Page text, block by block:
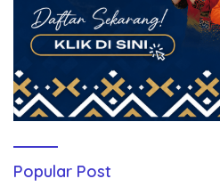
Popular Post